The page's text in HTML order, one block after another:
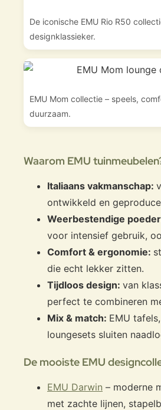
De iconische EMU Rio R50
designklassieker.
EMU Mom collectie – speels,
duurzaam.
Waarom EMU
Italiaans vakmanschap:
ontwikkeld en
Weerbestendige
voor intensief gebruik,
Comfort & ergonomie:
die echt lekker zitten.
Tijdloos design: van
perfect te combineren
Mix & match: EMU
loungesets sluiten
De mooiste EMU
EMU Darwin – moderne
met zachte lijnen,